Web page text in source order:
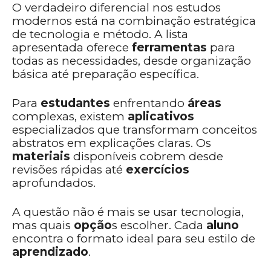
O verdadeiro diferencial nos estudos
modernos está na combinação estratégica
de tecnologia e método. A lista
apresentada oferece ferramentas para
todas as necessidades, desde organização
básica até preparação específica.
Para estudantes enfrentando áreas
complexas, existem aplicativos
especializados que transformam conceitos
abstratos em explicações claras. Os
materiais disponíveis cobrem desde
revisões rápidas até exercícios
aprofundados.
A questão não é mais se usar tecnologia,
mas quais opçãos escolher. Cada aluno
encontra o formato ideal para seu estilo de
aprendizado.